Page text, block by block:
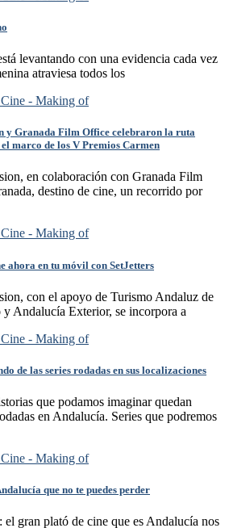
levantando con una evidencia cada vez
atraviesa todos los
y Granada Film Office celebraron la ruta
marco de los V Premios Carmen
en colaboración con Granada Film
destino de cine, un recorrido por
ahora en tu móvil con SetJetters
con el apoyo de Turismo Andaluz de
Andalucía Exterior, se incorpora a
de las series rodadas en sus localizaciones
que podamos imaginar quedan
en Andalucía. Series que podremos
que no te puedes perder
el gran plató de cine que es Andalucía nos